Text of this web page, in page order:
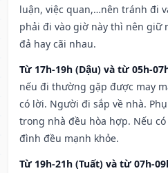
luận, việc quan,…nên tránh đi
phải đi vào giờ này thì nên giữ
đả hay cãi nhau.
Từ 17h-19h (Dậu) và từ 05h-
nếu đi thường gặp được may
có lời. Người đi sắp về nhà.
trong nhà đều hòa hợp. Nếu
đình đều mạnh khỏe.
Từ 19h-21h (Tuất) và từ 07h-